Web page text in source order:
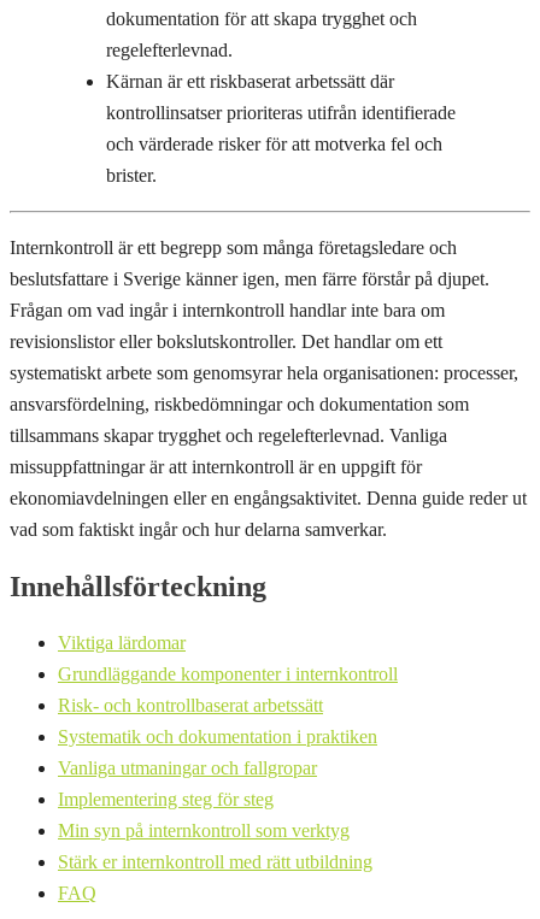
dokumentation för att skapa trygghet och
regelefterlevnad.
Kärnan är ett riskbaserat arbetssätt där
kontrollinsatser prioriteras utifrån identifierade
och värderade risker för att motverka fel och
brister.
Internkontroll är ett begrepp som många företagsledare och
beslutsfattare i Sverige känner igen, men färre förstår på djupet.
Frågan om vad ingår i internkontroll handlar inte bara om
revisionslistor eller bokslutskontroller. Det handlar om ett
systematiskt arbete som genomsyrar hela organisationen: processer,
ansvarsfördelning, riskbedömningar och dokumentation som
tillsammans skapar trygghet och regelefterlevnad. Vanliga
missuppfattningar är att internkontroll är en uppgift för
ekonomiavdelningen eller en engångsaktivitet. Denna guide reder ut
vad som faktiskt ingår och hur delarna samverkar.
Innehållsförteckning
Viktiga lärdomar
Grundläggande komponenter i internkontroll
Risk- och kontrollbaserat arbetssätt
Systematik och dokumentation i praktiken
Vanliga utmaningar och fallgropar
Implementering steg för steg
Min syn på internkontroll som verktyg
Stärk er internkontroll med rätt utbildning
FAQ